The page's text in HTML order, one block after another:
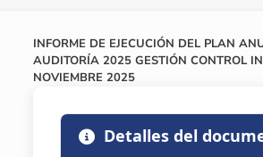
INFORME DE EJECUCIÓN DEL PLAN
AUDITORÍA 2025 GESTIÓN CONTROL
NOVIEMBRE 2025
Detalles del